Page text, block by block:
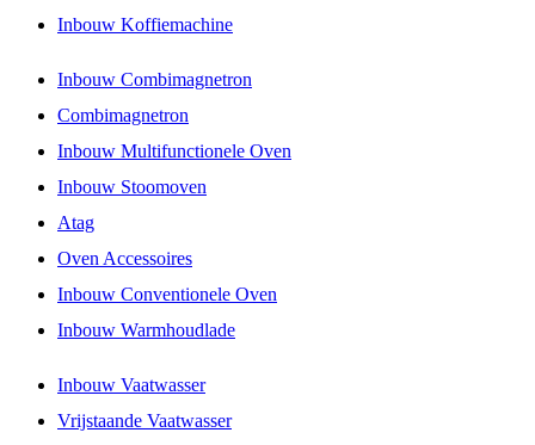
Inbouw Koffiemachine
Inbouw Combimagnetron
Combimagnetron
Inbouw Multifunctionele Oven
Inbouw Stoomoven
Atag
Oven Accessoires
Inbouw Conventionele Oven
Inbouw Warmhoudlade
Inbouw Vaatwasser
Vrijstaande Vaatwasser